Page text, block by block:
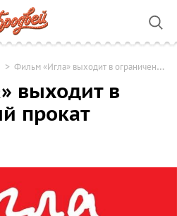
Фильм «Игла» выходит в ограниченный прокат
выходит в
прокат